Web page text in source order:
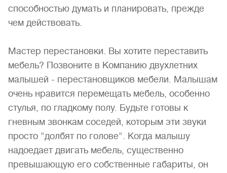
способностью думать и планировать, прежде
чем действовать.
Мастер перестановки. Вы хотите переставить
мебель? Позвоните в Компанию двухлетних
малышей - перестановщиков мебели. Малышам
очень нравится перемещать мебель, особенно
стулья, по гладкому полу. Будьте готовы к
гневным звонкам соседей, которым эти звуки
просто "долбят по голове". Когда малышу
надоедает двигать мебель, существенно
превышающую его собственные габариты, он